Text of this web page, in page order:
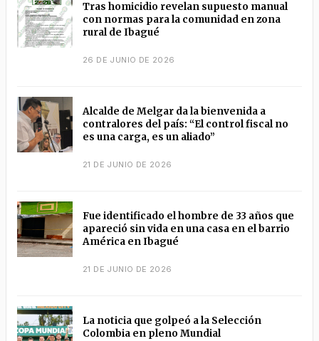
Tras homicidio revelan supuesto manual
con normas para la comunidad en zona
rural de Ibagué
26 DE JUNIO DE 2026
Alcalde de Melgar da la bienvenida a
contralores del país: “El control fiscal no
es una carga, es un aliado”
21 DE JUNIO DE 2026
Fue identificado el hombre de 33 años que
apareció sin vida en una casa en el barrio
América en Ibagué
21 DE JUNIO DE 2026
La noticia que golpeó a la Selección
Colombia en pleno Mundial